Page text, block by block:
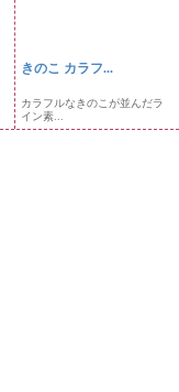
きのこ カラフ...
カラフルなきのこが並んだラ
イン素...